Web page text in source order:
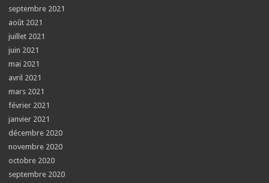
septembre 2021
août 2021
juillet 2021
juin 2021
mai 2021
avril 2021
mars 2021
février 2021
janvier 2021
décembre 2020
novembre 2020
octobre 2020
septembre 2020